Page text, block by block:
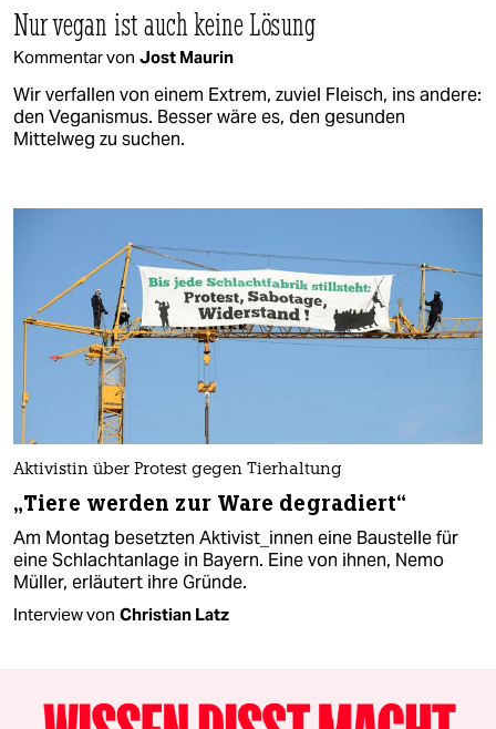
Nur vegan ist auch keine Lösung
Kommentar von Jost Maurin
Wir verfallen von einem Extrem, zuviel Fleisch, ins andere:
den Veganismus. Besser wäre es, den gesunden
Mittelweg zu suchen.
Aktivistin über Protest gegen Tierhaltung
„Tiere werden zur Ware degradiert“
Am Montag besetzten Aktivist_innen eine Baustelle für
eine Schlachtanlage in Bayern. Eine von ihnen, Nemo
Müller, erläutert ihre Gründe.
Interview von Christian Latz